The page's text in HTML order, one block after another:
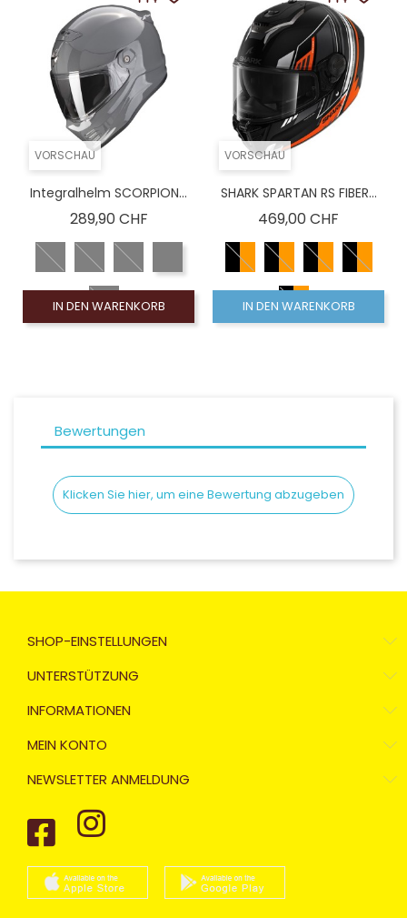
VORSCHAU
Integralhelm SCORPION...
289,90 CHFPreis
IN DEN WARENKORB
VORSCHAU
SHARK SPARTAN RS FIBER...
469,00 CHF
IN DEN WARENKORB
Bewertungen
Klicken Sie hier, um eine Bewertung abzugeben
SHOP-EINSTELLUNGEN
UNTERSTÜTZUNG
INFORMATIONEN
MEIN KONTO
NEWSLETTER ANMELDUNG